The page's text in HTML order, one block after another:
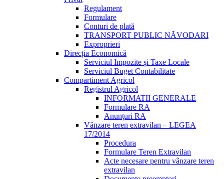
Regulament
Formulare
Conturi de plată
TRANSPORT PUBLIC NĂVODARI
Exproprieri
Direcția Economică
Serviciul Impozite și Taxe Locale
Serviciul Buget Contabilitate
Compartiment Agricol
Registrul Agricol
INFORMATII GENERALE
Formulare RA
Anunțuri RA
Vânzare teren extravilan – LEGEA
17/2014
Procedura
Formulare Teren Extravilan
Acte necesare pentru vânzare teren
extravilan